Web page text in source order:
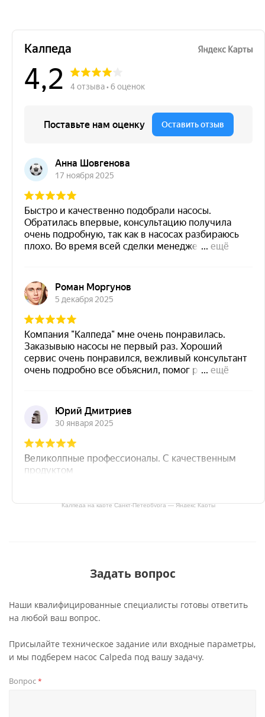
Калпеда на карте Санкт‑Петербурга — Яндекс Карты
Задать вопрос
Наши квалифицированные специалисты готовы ответить
на любой ваш вопрос.
Присылайте техническое задание или входные параметры,
и мы подберем насос Calpeda под вашу задачу.
Вопрос*